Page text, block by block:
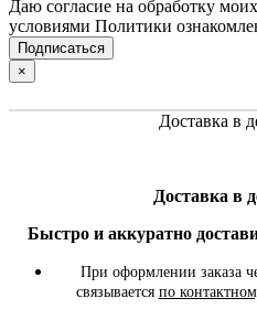
Даю согласие на обработку
условиями Политики
×
Доставка в
Доставка в
Быстро и аккуратно
При оформлении заказа
связывается по